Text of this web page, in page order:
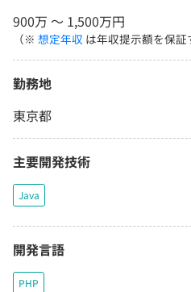
900万 〜 1,500万円
（※ 想定年収 は年収提示額を保証
勤務地
東京都
主要開発技術
Java
開発言語
PHP